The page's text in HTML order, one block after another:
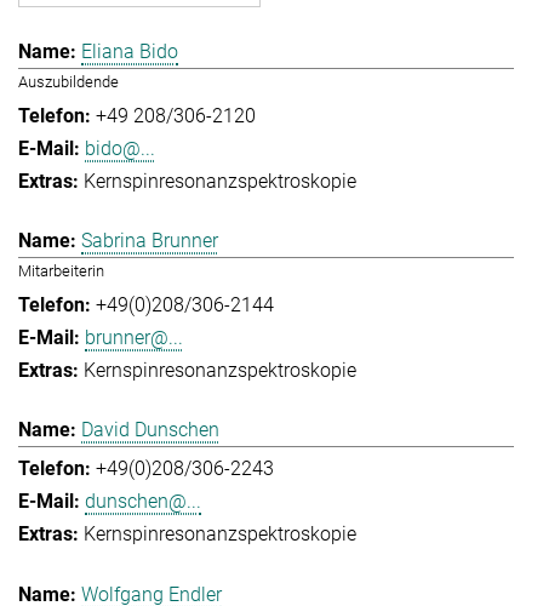
Eliana Bido
Auszubildende
+49 208/306-2120
bido@...
Kernspinresonanzspektroskopie
Sabrina Brunner
Mitarbeiterin
+49(0)208/306-2144
brunner@...
Kernspinresonanzspektroskopie
David Dunschen
+49(0)208/306-2243
dunschen@...
Kernspinresonanzspektroskopie
Wolfgang Endler